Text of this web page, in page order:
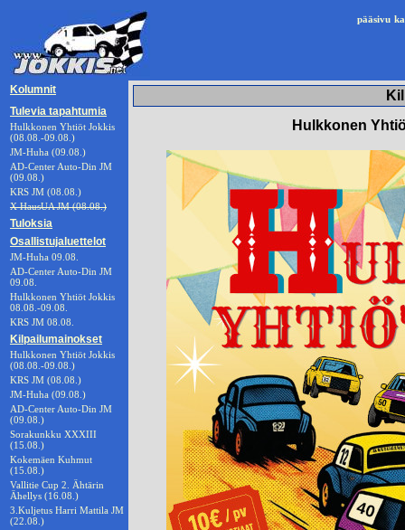
pääsivu
Kolumnit
Tulevia tapahtumia
Hulkkonen Yhtiöt Jokkis
(08.08.-09.08.)
JM-Huha (09.08.)
AD-Center Auto-Din JM
(09.08.)
KRS JM (08.08.)
X HausUA JM (08.08.)
Tuloksia
Osallistujaluettelot
JM-Huha 09.08.
AD-Center Auto-Din JM
09.08.
Hulkkonen Yhtiöt Jokkis
08.08.-09.08.
KRS JM 08.08.
Kilpailumainokset
Hulkkonen Yhtiöt Jokkis
(08.08.-09.08.)
KRS JM (08.08.)
JM-Huha (09.08.)
AD-Center Auto-Din JM
(09.08.)
Sorakunkku XXXIII
(15.08.)
Kokemäen Kuhmut
(15.08.)
Vallitie Cup 2. Ähtärin
Ähellys (16.08.)
3.Kuljetus Harri Mattila JM
(22.08.)
Hulkkonen